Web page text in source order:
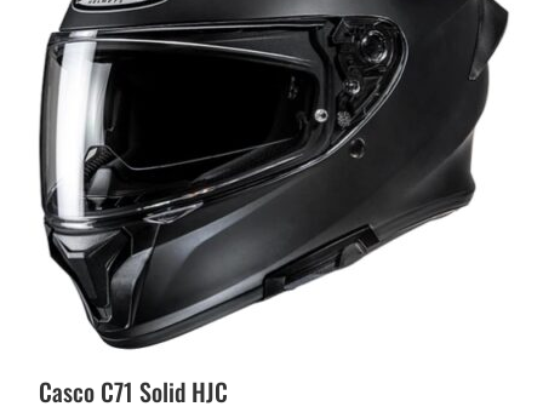
Casco C71 Solid HJC